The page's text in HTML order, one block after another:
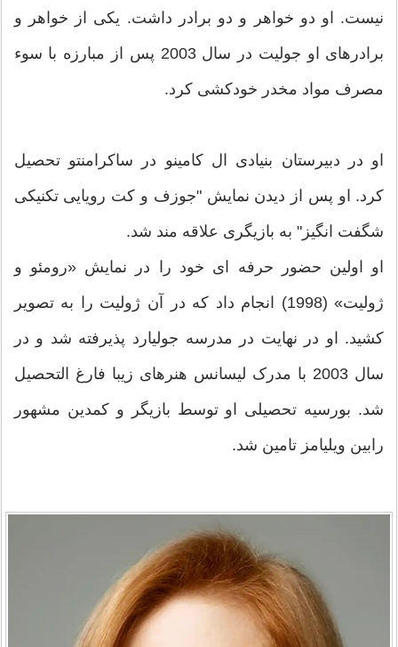
نیست. او دو خواهر و دو برادر داشت. یکی از خواهر و
برادرهای او جولیت در سال 2003 پس از مبارزه با سوء
مصرف مواد مخدر خودکشی کرد.
او در دبیرستان بنیادی ال کامینو در ساکرامنتو تحصیل
کرد. او پس از دیدن نمایش "جوزف و کت رویایی تکنیکی
شگفت انگیز" به بازیگری علاقه مند شد.
او اولین حضور حرفه ای خود را در نمایش «رومئو و
ژولیت» (1998) انجام داد که در آن ژولیت را به تصویر
کشید. او در نهایت در مدرسه جولیارد پذیرفته شد و در
سال 2003 با مدرک لیسانس هنرهای زیبا فارغ التحصیل
شد. بورسیه تحصیلی او توسط بازیگر و کمدین مشهور
رابین ویلیامز تامین شد.